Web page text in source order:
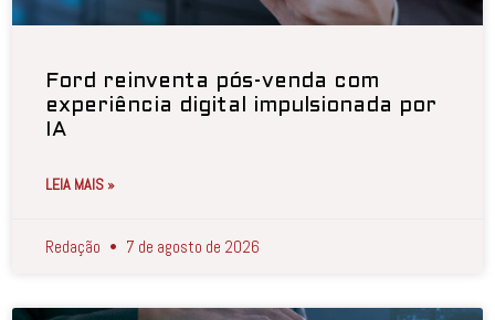
Ford reinventa pós-venda com
experiência digital impulsionada por
IA
LEIA MAIS »
Redação 7 de agosto de 2026